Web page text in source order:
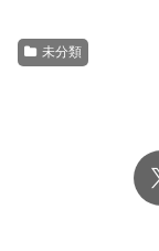
未分類